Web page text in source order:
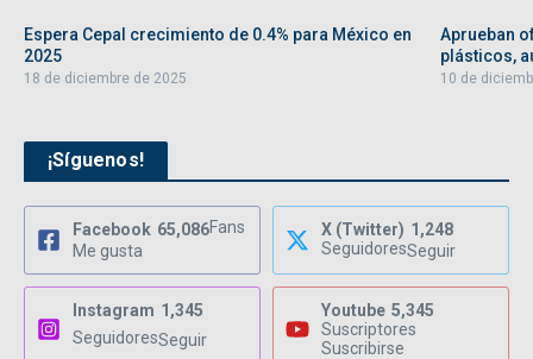
Espera Cepal crecimiento de 0.4% para México en
2025
18 de diciembre de 2025
Aprueban
plásticos,
10 de
¡Síguenos!
Facebook 65,086Fans
Me gusta
X (Twitter) 1,248
SeguidoresSeguir
Instagram 1,345
SeguidoresSeguir
Youtube 5,345
Suscriptores
Suscribirse